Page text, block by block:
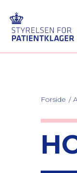
Forside